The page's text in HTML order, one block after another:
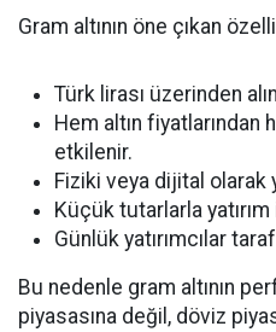
Gram altının öne çıkan
Türk lirası üzerinden
Hem altın
etkilenir.
Fiziki veya dijital olarak
Küçük tutarlarla yatırım
Günlük yatırımcılar
Bu nedenle gram altının
piyasasına değil, döviz